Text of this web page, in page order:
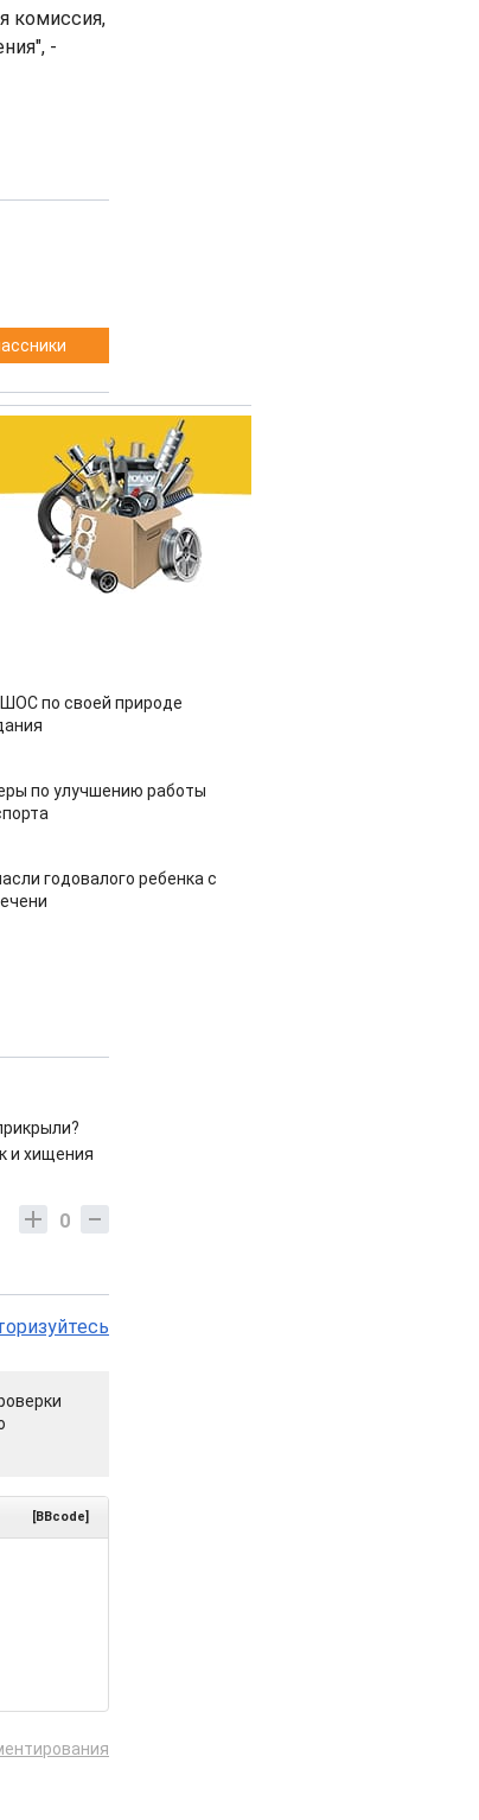
комиссия,
-
по своей природе
по улучшению работы
годовалого ребенка с
и хищения
0
[BBcode]